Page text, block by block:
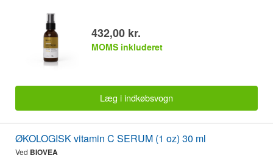
432,00 kr.
MOMS inkluderet
Læg i indkøbsvogn
ØKOLOGISK vitamin C SERUM (1 oz) 30 ml
Ved BIOVEA